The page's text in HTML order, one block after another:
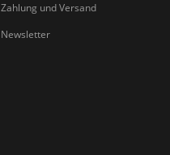
Zahlung und Versand
Newsletter